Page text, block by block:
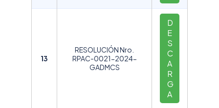
13
RESOLUCIÓN Nro.
RPAC-0021-2024-
GADMCS
D
E
S
C
A
R
G
A